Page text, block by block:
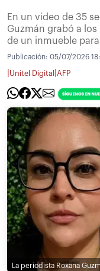
En un video de 35
Guzmán grabó a
de un inmueble
Publicación: 05/07/2026
Unitel Digital AFP
La periodista Roxana